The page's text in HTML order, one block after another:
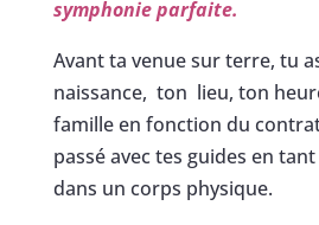
symphonie parfaite.
Avant ta venue sur terre, tu
naissance, ton lieu, ton
famille en fonction du
passé avec tes guides en
dans un corps physique.